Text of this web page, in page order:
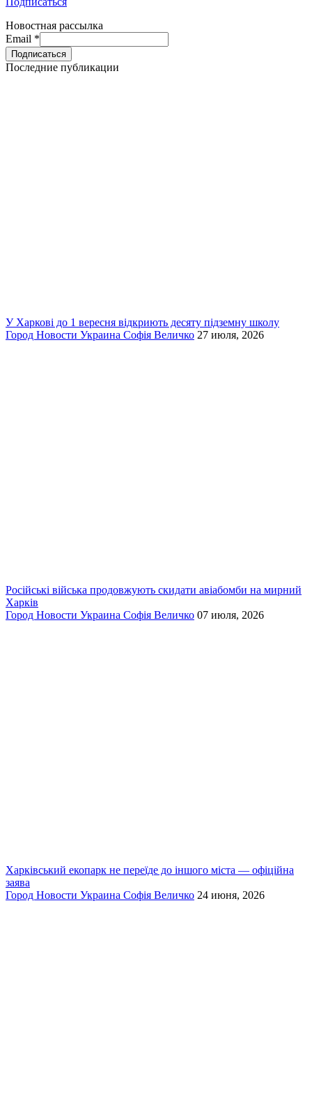
Новостная рассылка
Email *
Последние публикации
У Харкові до 1 вересня відкриють десяту підземну школу
Город Новости Украина Софія Величко 27 июля, 2026
Російські війська продовжують скидати авіабомби на мирний
Харків
Город Новости Украина Софія Величко 07 июля, 2026
Харківський екопарк не переїде до іншого міста — офіційна
заява
Город Новости Украина Софія Величко 24 июня, 2026